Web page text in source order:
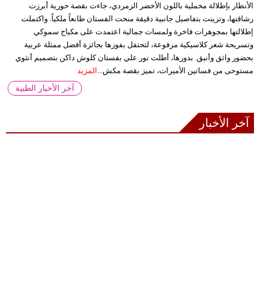
الأنظار بإطلالة مخملية باللون الأخضر الزمردي، جاءت بقصة حورية أبرزت
رشاقتها، وتزينت بتفاصيل جانبية دقيقة منحت الفستان طابعاً ملكياً. واكتملت
إطلالتها بمجوهرات فاخرة ولمسات جمالية اعتمدت على مكياج سموكي
وتسريحة شعر كلاسيكية مرفوعة، لتحتفل بفوزها بجائزة أفضل ممثلة عربية
بحضور واثق وأنيق. بدورها، أطلت نور علي بفستان كلوش داكن بتصميم أنثوي
مستوحى من فساتين الأميرات، تميز بقصة مكش...
المزيد
آخر الأخبار الطبية
آخر الأخبار